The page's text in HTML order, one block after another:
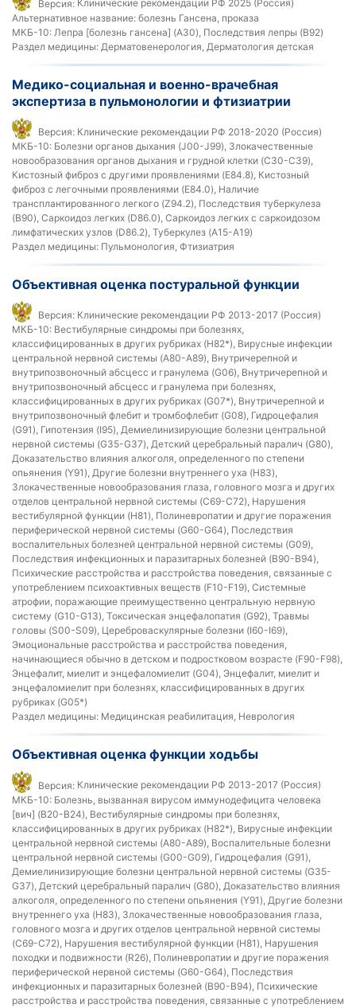
Версия: Клинические рекомендации РФ 2025 (Россия)
Альтернативное название: болезнь Гансена, проказа
МКБ-10: Лепра [болезнь гансена] (A30), Последствия лепры (B92)
Раздел медицины: Дерматовенерология, Дерматология детская
Медико-социальная и военно-врачебная
экспертиза в пульмонологии и фтизиатрии
Версия: Клинические рекомендации РФ 2018-2020 (Россия)
МКБ-10: Болезни органов дыхания (J00-J99), Злокачественные
новообразования органов дыхания и грудной клетки (C30-C39),
Кистозный фиброз с другими проявлениями (E84.8), Кистозный
фиброз с легочными проявлениями (E84.0), Наличие
трансплантированного легкого (Z94.2), Последствия туберкулеза
(B90), Саркоидоз легких (D86.0), Саркоидоз легких с саркоидозом
лимфатических узлов (D86.2), Туберкулез (A15-A19)
Раздел медицины: Пульмонология, Фтизиатрия
Объективная оценка постуральной функции
Версия: Клинические рекомендации РФ 2013-2017 (Россия)
МКБ-10: Вестибулярные синдромы при болезнях,
классифицированных в других рубриках (H82*), Вирусные инфекции
центральной нервной системы (A80-A89), Внутричерепной и
внутрипозвоночный абсцесс и гранулема (G06), Внутричерепной и
внутрипозвоночный абсцесс и гранулема при болезнях,
классифицированных в других рубриках (G07*), Внутричерепной и
внутрипозвоночный флебит и тромбофлебит (G08), Гидроцефалия
(G91), Гипотензия (I95), Демиелинизирующие болезни центральной
нервной системы (G35-G37), Детский церебральный паралич (G80),
Доказательство влияния алкоголя, определенного по степени
опьянения (Y91), Другие болезни внутреннего уха (H83),
Злокачественные новообразования глаза, головного мозга и других
отделов центральной нервной системы (C69-C72), Нарушения
вестибулярной функции (H81), Полиневропатии и другие поражения
периферической нервной системы (G60-G64), Последствия
воспалительных болезней центральной нервной системы (G09),
Последствия инфекционных и паразитарных болезней (B90-B94),
Психические расстройства и расстройства поведения, связанные с
употреблением психоактивных веществ (F10-F19), Системные
атрофии, поражающие преимущественно центральную нервную
систему (G10-G13), Токсическая энцефалопатия (G92), Травмы
головы (S00-S09), Цереброваскулярные болезни (I60-I69),
Эмоциональные расстройства и расстройства поведения,
начинающиеся обычно в детском и подростковом возрасте (F90-F98),
Энцефалит, миелит и энцефаломиелит (G04), Энцефалит, миелит и
энцефаломиелит при болезнях, классифицированных в других
рубриках (G05*)
Раздел медицины: Медицинская реабилитация, Неврология
Объективная оценка функции ходьбы
Версия: Клинические рекомендации РФ 2013-2017 (Россия)
МКБ-10: Болезнь, вызванная вирусом иммунодефицита человека
[вич] (B20-B24), Вестибулярные синдромы при болезнях,
классифицированных в других рубриках (H82*), Вирусные инфекции
центральной нервной системы (A80-A89), Воспалительные болезни
центральной нервной системы (G00-G09), Гидроцефалия (G91),
Демиелинизирующие болезни центральной нервной системы (G35-
G37), Детский церебральный паралич (G80), Доказательство влияния
алкоголя, определенного по степени опьянения (Y91), Другие болезни
внутреннего уха (H83), Злокачественные новообразования глаза,
головного мозга и других отделов центральной нервной системы
(C69-C72), Нарушения вестибулярной функции (H81), Нарушения
походки и подвижности (R26), Полиневропатии и другие поражения
периферической нервной системы (G60-G64), Последствия
инфекционных и паразитарных болезней (B90-B94), Психические
расстройства и расстройства поведения, связанные с употреблением